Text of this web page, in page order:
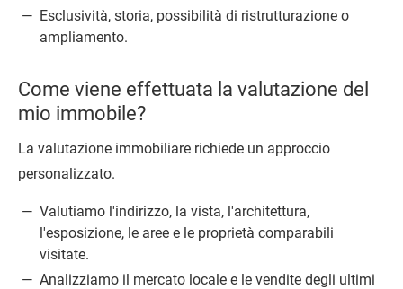
Esclusività, storia, possibilità di ristrutturazione o
ampliamento.
Come viene effettuata la valutazione del
mio immobile?
La valutazione immobiliare richiede un approccio
personalizzato.
Valutiamo l'indirizzo, la vista, l'architettura,
l'esposizione, le aree e le proprietà comparabili
visitate.
Analizziamo il mercato locale e le vendite degli ultimi